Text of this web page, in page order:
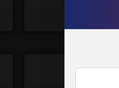
جزء 11